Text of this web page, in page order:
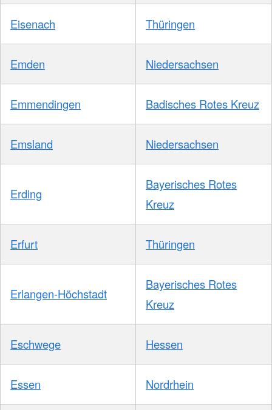
Eisenach Thüringen
Emden Niedersachsen
Emmendingen Badisches Rotes Kreuz
Emsland Niedersachsen
Erding
Bayerisches Rotes
Kreuz
Erfurt Thüringen
Erlangen-Höchstadt
Bayerisches Rotes
Kreuz
Eschwege Hessen
Essen Nordrhein